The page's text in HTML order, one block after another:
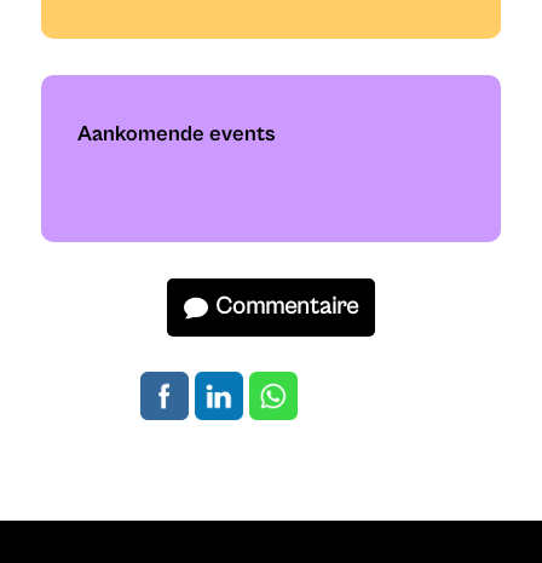
Aankomende events
Commentaire